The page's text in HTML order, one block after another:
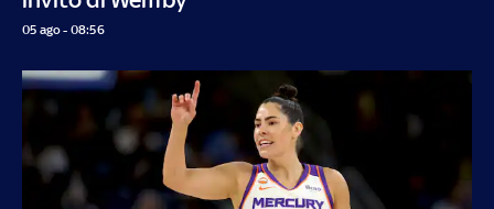
05 ago - 08:56